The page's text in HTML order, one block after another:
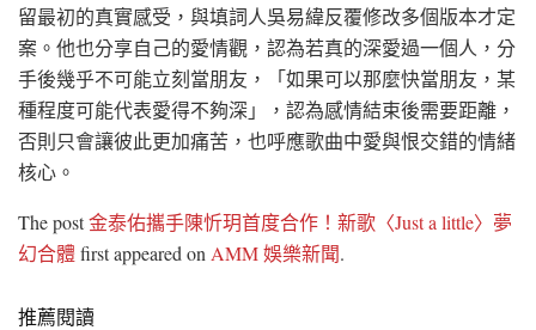
留最初的真實感受，與填詞人吳易緯反覆修改多個版本才定
案。他也分享自己的愛情觀，認為若真的深愛過一個人，分
手後幾乎不可能立刻當朋友，「如果可以那麼快當朋友，某
種程度可能代表愛得不夠深」，認為感情結束後需要距離，
否則只會讓彼此更加痛苦，也呼應歌曲中愛與恨交錯的情緒
核心。
The post金泰佑攜手陳忻玥首度合作！新歌〈Just a little〉夢
幻合體 first appeared onAMM 娛樂新聞.
推薦閱讀